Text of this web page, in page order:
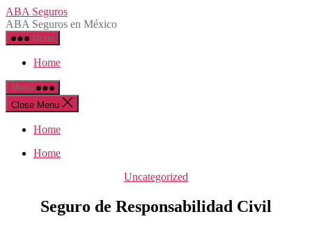
Skip
to
the
content
ABA Seguros
ABA Seguros en México
Menu
Home
Menu
Close Menu
Home
Home
Categories
Uncategorized
Seguro de Responsabilidad Civil